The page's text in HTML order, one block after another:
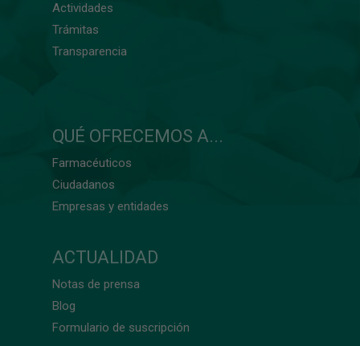
Actividades
Trámitas
Transparencia
QUÉ OFRECEMOS A...
Farmacéuticos
Ciudadanos
Empresas y entidades
ACTUALIDAD
Notas de prensa
Blog
Formulario de suscripción